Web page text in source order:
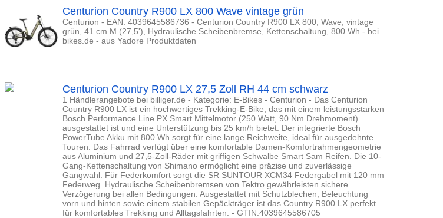
Centurion Country R900 LX 800 Wave vintage grün
Centurion - EAN: 4039645586736 - Centurion Country R900 LX 800, Wave, vintage
grün, 41 cm M (27,5'), Hydraulische Scheibenbremse, Kettenschaltung, 800 Wh - bei
bikes.de - aus Yadore Produktdaten
Centurion Country R900 LX 27,5 Zoll RH 44 cm schwarz
1 Händlerangebote bei billiger.de - Kategorie: E-Bikes - Centurion - Das Centurion
Country R900 LX ist ein hochwertiges Trekking-E-Bike, das mit einem leistungsstarken
Bosch Performance Line PX Smart Mittelmotor (250 Watt, 90 Nm Drehmoment)
ausgestattet ist und eine Unterstützung bis 25 km/h bietet. Der integrierte Bosch
PowerTube Akku mit 800 Wh sorgt für eine lange Reichweite, ideal für ausgedehnte
Touren. Das Fahrrad verfügt über eine komfortable Damen-Komfortrahmengeometrie
aus Aluminium und 27,5-Zoll-Räder mit griffigen Schwalbe Smart Sam Reifen. Die 10-
Gang-Kettenschaltung von Shimano ermöglicht eine präzise und zuverlässige
Gangwahl. Für Federkomfort sorgt die SR SUNTOUR XCM34 Federgabel mit 120 mm
Federweg. Hydraulische Scheibenbremsen von Tektro gewährleisten sichere
Verzögerung bei allen Bedingungen. Ausgestattet mit Schutzblechen, Beleuchtung
vorn und hinten sowie einem stabilen Gepäckträger ist das Country R900 LX perfekt
für komfortables Trekking und Alltagsfahrten. - GTIN:4039645586705